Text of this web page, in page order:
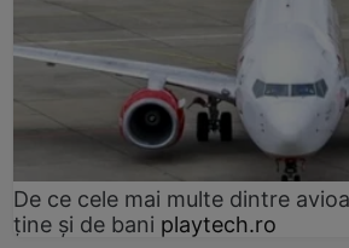
De ce cele mai multe dintre
ține și de bani playtech.ro